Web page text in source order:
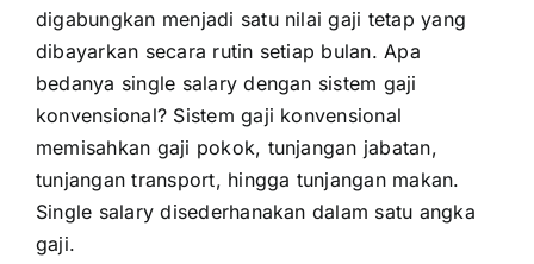
digabungkan menjadi satu nilai gaji tetap yang
dibayarkan secara rutin setiap bulan. Apa
bedanya single salary dengan sistem gaji
konvensional? Sistem gaji konvensional
memisahkan gaji pokok, tunjangan jabatan,
tunjangan transport, hingga tunjangan makan.
Single salary disederhanakan dalam satu angka
gaji.